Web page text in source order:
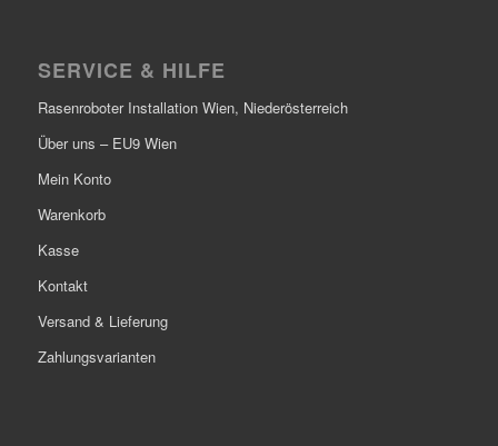
SERVICE & HILFE
Rasenroboter Installation Wien, Niederösterreich
Über uns – EU9 Wien
Mein Konto
Warenkorb
Kasse
Kontakt
Versand & Lieferung
Zahlungsvarianten